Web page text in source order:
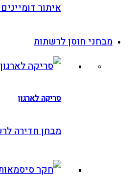
איתור דומיינים
חוסן לרשתות
סריקה לארגון
מבחן חדירה לרשת